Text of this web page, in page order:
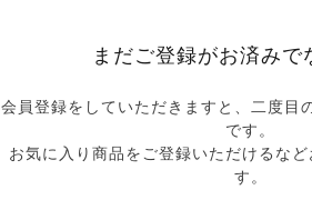
まだご登録がお済みで
会員登録をしていただきますと、二度目
です。
お気に入り商品をご登録いただけるな
す。